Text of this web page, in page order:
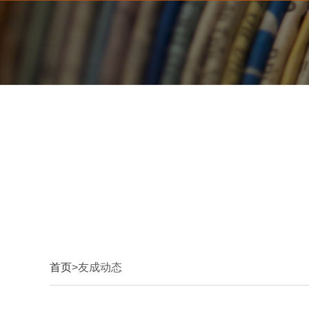
首页>友成动态